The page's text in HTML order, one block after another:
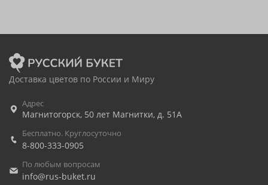
Доставка цветов по России и Миру
Адрес
Магнитогорск, 50 лет Магнитки, д. 51А
Бесплатно. Круглосуточно
8-800-333-0905
По любым вопросам
info@rus-buket.ru